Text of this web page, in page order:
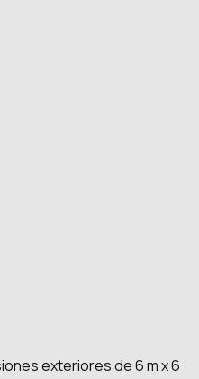
exteriores de 6 m x 6